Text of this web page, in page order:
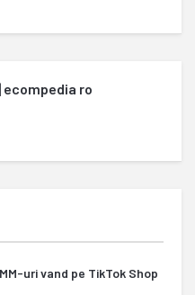
ecompedia ro
uri vand pe TikTok Shop